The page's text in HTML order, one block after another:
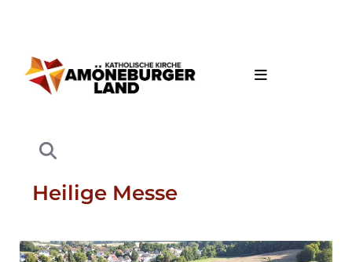
Heilige Messe